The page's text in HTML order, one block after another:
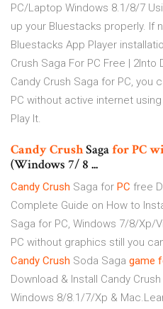
PC/Laptop Windows 8.1/8/7
up your Bluestacks properly. If
Bluestacks App Player
Crush Saga For PC Free |
Candy Crush Saga for PC, you
PC without active internet
Play It.
CandyCrushSagafor PC
(Windows 7/ 8 ...
Candy Crush Saga for PC free
Complete Guide on How to
Saga for PC, Windows 7/8/Xp/
PC without graphics still you
Candy Crush Soda Saga game
Download & Install Candy
Windows 8/8.1/7/Xp &